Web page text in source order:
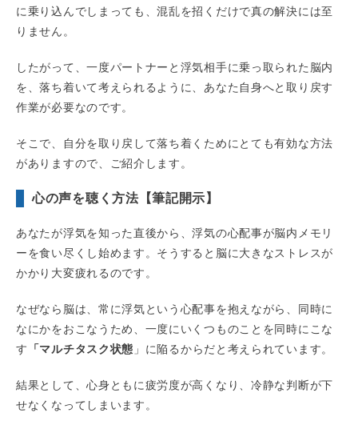
に乗り込んでしまっても、混乱を招くだけで真の解決には至
りません。
したがって、一度パートナーと浮気相手に乗っ取られた脳内
を、落ち着いて考えられるように、あなた自身へと取り戻す
作業が必要なのです。
そこで、自分を取り戻して落ち着くためにとても有効な方法
がありますので、ご紹介します。
心の声を聴く方法【筆記開示】
あなたが浮気を知った直後から、浮気の心配事が脳内メモリ
ーを食い尽くし始めます。そうすると脳に大きなストレスが
かかり大変疲れるのです。
なぜなら脳は、常に浮気という心配事を抱えながら、同時に
なにかをおこなうため、一度にいくつものことを同時にこな
す
「マルチタスク状態 」に陥るからだと考えられています。
結果として、心身ともに疲労度が高くなり、冷静な判断が下
せなくなってしまいます。